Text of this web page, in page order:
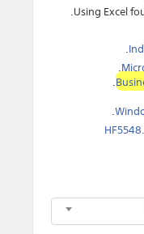
Using Excel
.
.
.
.